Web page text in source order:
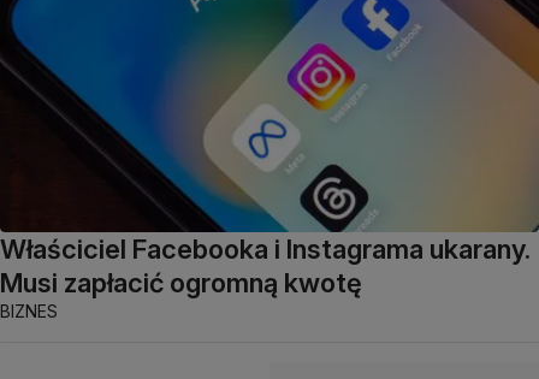
Właściciel Facebooka i Instagrama ukarany.
Musi zapłacić ogromną kwotę
BIZNES